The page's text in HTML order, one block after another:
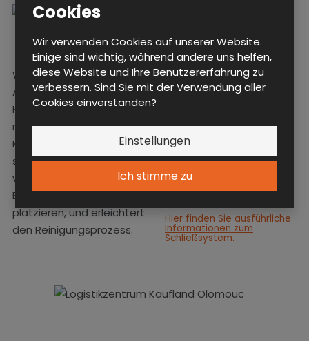
Cookies
Wir verwenden Cookies auf unserer Website.
Einige sind wichtig, während andere uns helfen,
diese Website und Ihre Benutzererfahrung zu
verbessern. Sind Sie mit der Verwendung aller
Cookies einverstanden?
Einstellungen
Ich stimme zu
Wir haben geneigte
Aufbauten mit einem
Höhenunterschied von 100
mm am oberen Teil des
Körpers montiert. Das
schräge Oberteil
verhindert, dass her
Benutzer Gegenstände
platzieren, und erleichtert
den Reinigungsprozess.
Um die Schränke zu
verschließen, entschied
Zylinderschloss mit 4.000
Kombinationen und
Vorbereitung für die
Notöffnung mit einem
zentralen Schlüssel.
Hier finden Sie ausführliche
Informationen zum
Schließsystem.